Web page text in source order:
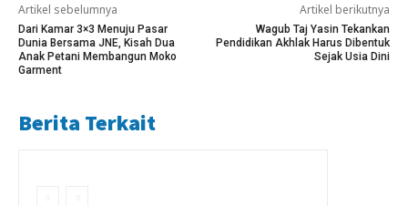
Artikel sebelumnya
Dari Kamar 3×3 Menuju Pasar
Dunia Bersama JNE, Kisah Dua
Anak Petani Membangun Moko
Garment
Artikel berikutnya
Wagub Taj Yasin Tekankan
Pendidikan Akhlak Harus Dibentuk
Sejak Usia Dini
Berita Terkait